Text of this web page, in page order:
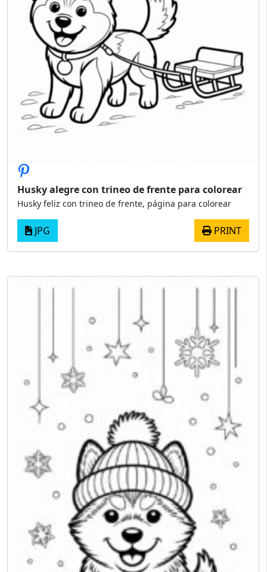
Husky alegre con trineo de frente para colorear
Husky feliz con trineo de frente, página para colorear
JPG PRINT